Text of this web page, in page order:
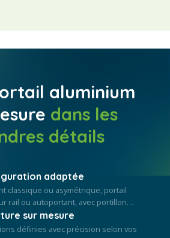
aluminium
dans les
détails
adaptée
classique ou asymétrique, portail
rail ou autoportant, avec portillon…
sur mesure
définies avec précision selon vos